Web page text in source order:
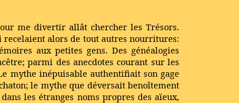
me divertir allât chercher les Trésors.
recelaient alors de tout autres nourritures:
aux petites gens. Des généalogies
parmi des anecdotes courant sur les
mythe inépuisable authentifiait son gage
le mythe que déversait benoîtement
les étranges noms propres des aïeux,